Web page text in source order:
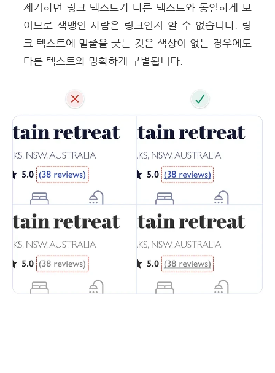
제거하면 링크 텍스트가 다른 텍스트와 동일하게 보
이므로 색맹인 사람은 링크인지 알 수 없습니다. 링
크 텍스트에 밑줄을 긋는 것은 색상이 없는 경우에도
다른 텍스트와 명확하게 구별됩니다.